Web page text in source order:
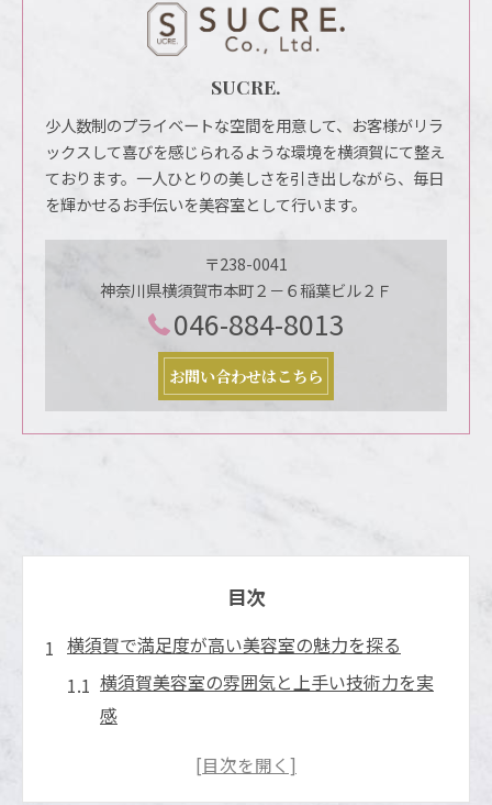
SUCRE.
少人数制のプライベートな空間を用意して、お客様がリラ
ックスして喜びを感じられるような環境を横須賀にて整え
ております。一人ひとりの美しさを引き出しながら、毎日
を輝かせるお手伝いを美容室として行います。
〒238-0041
神奈川県横須賀市本町２－６稲葉ビル２Ｆ
046-884-8013
お問い合わせはこちら
目次
横須賀で満足度が高い美容室の魅力を探る
横須賀美容室の雰囲気と上手い技術力を実
感
カリスマ美容師が在籍する横須賀美容室の